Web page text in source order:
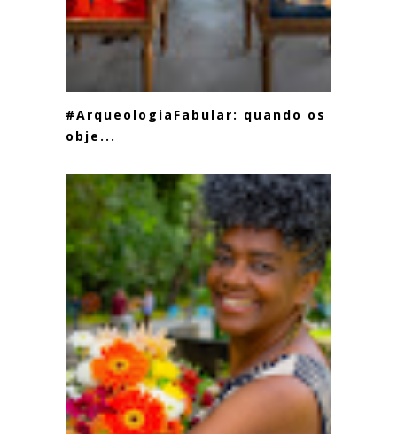
#ArqueologiaFabular: quando os
obje...